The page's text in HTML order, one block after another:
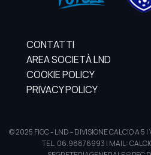
CONTATTI
AREA SOCIETÀ LND
COOKIE POLICY
PRIVACY POLICY
© 2025 FIGC - LND - DIVISIONE CALCIO A 5
TEL. 06.98876993 | MAIL: